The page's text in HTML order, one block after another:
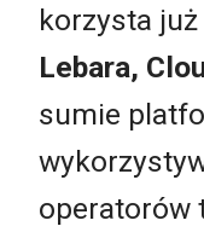
korzysta już
Lebara,
sumie
operatorów